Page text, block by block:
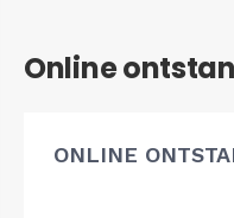
Online
ONLINE